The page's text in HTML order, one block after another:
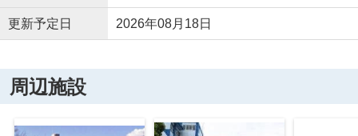
更新予定日 2026年08月18日
周辺施設